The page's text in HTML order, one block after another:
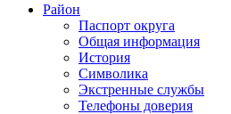
Район
Паспорт округа
Общая информация
История
Символика
Экстренные службы
Телефоны доверия